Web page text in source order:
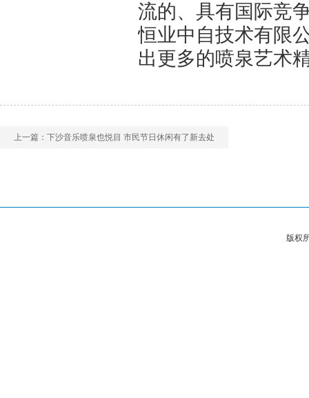
流的、具有国际竞
恒业中自技术有限
出更多的喷泉艺术
上一篇： 下沙音乐喷泉也悦目 市民节日休闲有了新去处
版权